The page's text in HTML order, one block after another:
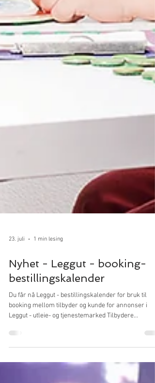
23. juli
Nyhet - Leggut - booking-
bestillingskalender
booking mellom tilbyder og kunde for annonser i
Leggut - utleie- og tjenestemarked Tilbydere
login/medlemssiden for din annonse Tilbydere kan
selvsagt slette ledige timer de ikke lenger ønsker å